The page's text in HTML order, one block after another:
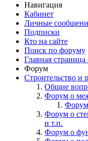
Навигация
Кабинет
Личные
Подписки
Кто на сайте
Поиск по форуму
Главная
Форум
Строительство и
Общие
Форум о
Форум
Форум о
и т.п.
Форум о